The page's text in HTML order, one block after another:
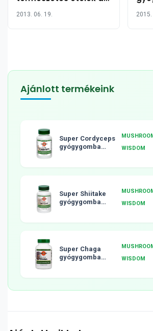
2013. 06. 19.
az
Ajánlott termékeink
Super Cordyceps
gyógygomba
WISDOM
Super Shiitake
gyógygomba
WISDOM
Super Chaga
gyógygomba
WISDOM